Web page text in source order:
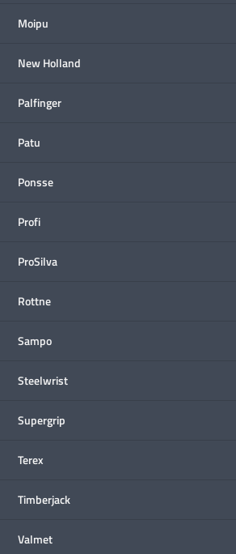
Moipu
New Holland
Palfinger
Patu
Ponsse
Profi
ProSilva
Rottne
Sampo
Steelwrist
Supergrip
Terex
Timberjack
Valmet